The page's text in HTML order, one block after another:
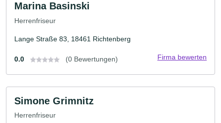
Marina Basinski
Herrenfriseur
Lange Straße 83, 18461 Richtenberg
0.0 (0 Bewertungen) Firma bewerten
Simone Grimnitz
Herrenfriseur